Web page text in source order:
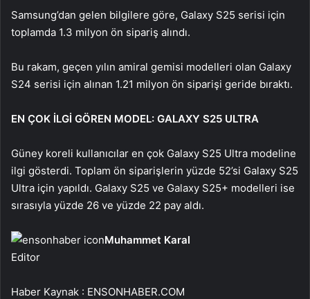
Samsung’dan gelen bilgilere göre, Galaxy S25 serisi için
toplamda 1.3 milyon ön sipariş alındı.
Bu rakam, geçen yılın amiral gemisi modelleri olan Galaxy
S24 serisi için alınan 1.21 milyon ön siparişi geride bıraktı.
EN ÇOK İLGİ GÖREN MODEL: GALAXY S25 ULTRA
Güney koreli kullanıcılar en çok Galaxy S25 Ultra modeline
ilgi gösterdi. Toplam ön siparişlerin yüzde 52’si Galaxy S25
Ultra için yapıldı. Galaxy S25 ve Galaxy S25+ modelleri ise
sırasıyla yüzde 26 ve yüzde 22 pay aldı.
Muhammet Karal
Editor
Haber Kaynak : ENSONHABER.COM